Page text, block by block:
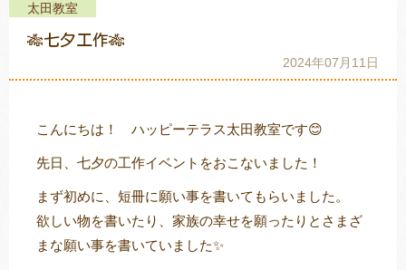
教室一覧
トレキング DIDIM
太田教室
🎋七夕工作🎋
2024年07月11日
こんにちは！ ハッピーテラス太田教室です😊
先日、七夕の工作イベントをおこないました！
まず初めに、短冊に願い事を書いてもらいました。
欲しい物を書いたり、家族の幸せを願ったりとさまざ
まな願い事を書いていました✨